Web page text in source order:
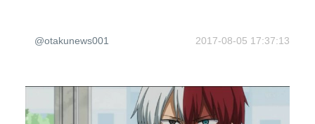
@otakunews001 2017-08-05 17:37:13